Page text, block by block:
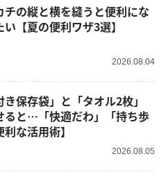
チの縦と横を縫うと便利にな
【夏の便利ワザ3選】
2026.08.04
き保存袋」と「タオル2枚」
ると…「快適だわ」「持ち歩
な活用術】
2026.08.05